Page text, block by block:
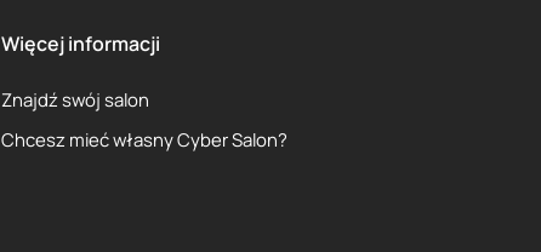
Więcej informacji
Znajdź swój salon
Chcesz mieć własny Cyber Salon?